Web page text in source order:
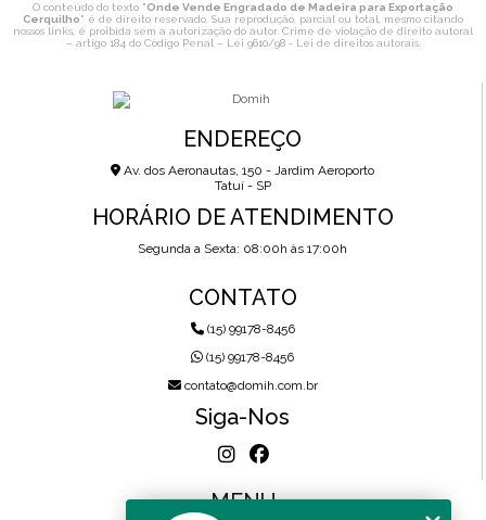
O conteúdo do texto "Onde Vende Engradado de Madeira para Exportação
Cerquilho" é de direito reservado. Sua reprodução, parcial ou total, mesmo citando
nossos links, é proibida sem a autorização do autor. Crime de violação de direito autoral
– artigo 184 do Código Penal – Lei 9610/98 - Lei de direitos autorais.
ENDEREÇO
Av. dos Aeronautas, 150 - Jardim Aeroporto
Tatuí - SP
HORÁRIO DE ATENDIMENTO
Segunda a Sexta: 08:00h às 17:00h
CONTATO
(15) 99178-8456
(15) 99178-8456
contato@domih.com.br
Siga-Nos
MENU